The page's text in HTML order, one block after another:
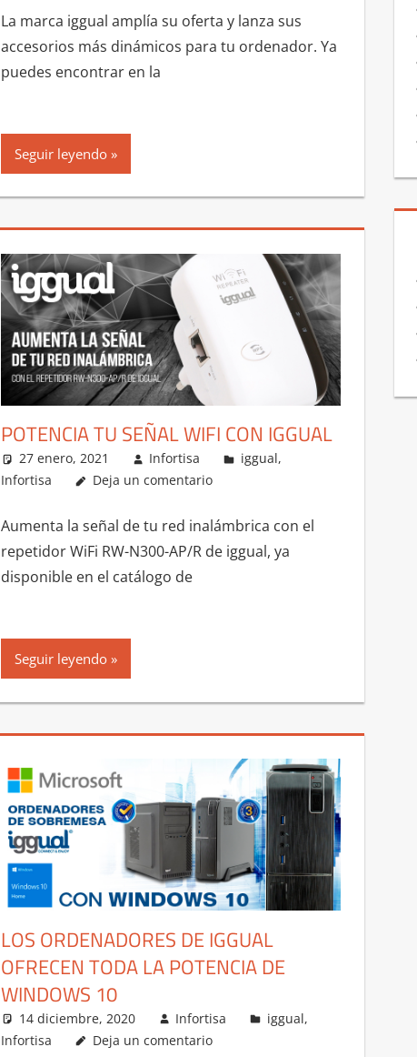
La marca iggual amplía su oferta y lanza sus
accesorios más dinámicos para tu ordenador. Ya
puedes encontrar en la
Seguir leyendo
POTENCIA TU SEÑAL WIFI CON IGGUAL
27 enero, 2021 Infortisa iggual,
Infortisa
Deja un comentario
Aumenta la señal de tu red inalámbrica con el
repetidor WiFi RW-N300-AP/R de iggual, ya
disponible en el catálogo de
Seguir leyendo
LOS ORDENADORES DE IGGUAL
OFRECEN TODA LA POTENCIA DE
WINDOWS 10
14 diciembre, 2020 Infortisa iggual,
Infortisa
Deja un comentario